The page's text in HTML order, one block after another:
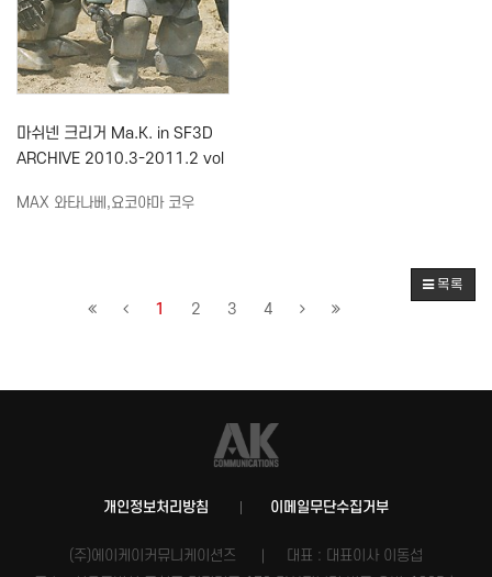
마쉬넨 크리거 Ma.K. in SF3D
ARCHIVE 2010.3-2011.2 vol
MAX 와타나베,요코야마 코우
목록
1 2 3 4
개인정보처리방침 이메일무단수집거부
(주)에이케이커뮤니케이션즈
대표 : 대표이사 이동섭